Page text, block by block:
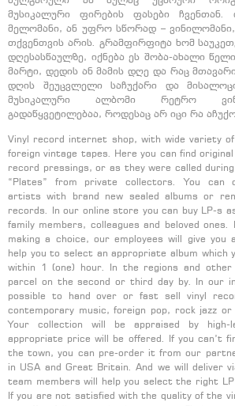
მუსიკალური ფირების ფასები
მელომანი, ან უფრო სწორად – ვინილომანი,
თქვენთვის არის. გრამფირფიტა ხომ
დღესასწაულზე, იქნება ეს შობა-ახალი
მარტი, დედის ან მამის დღე და რაც
დღის შეუცვლელი საჩუქარი და
მუსიკალური ალბომი რეტრო
გადაწყვეტილებაა, როდესაც არ იცი რა
Vinyl record internet shop, with wide variety
foreign vintage tapes. Here you can find
record pressings, or as they were called
“Plates” from private collectors. You can
artists with brand new sealed albums or
records. In our online store you can buy LP-s
family members, colleagues and beloved
making a choice, our employees will give you
help you to select an appropriate album which
within 1 (one) hour. In the regions and other
parcel on the second or third day by. In our
possible to hand over or fast sell vinyl
contemporary music, foreign pop, rock jazz or
Your collection will be appraised by
appropriate price will be offered. If you can’t
the town, you can pre-order it from our
in USA and Great Britain. And we will deliver
team members will help you select the right
If you are not satisfied with the quality of the